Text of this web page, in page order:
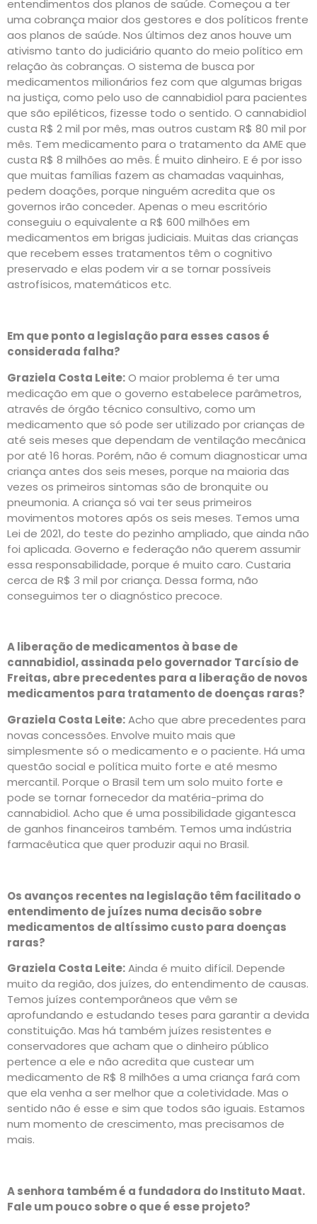
entendimentos dos planos de saúde. Começou a ter
uma cobrança maior dos gestores e dos políticos frente
aos planos de saúde. Nos últimos dez anos houve um
ativismo tanto do judiciário quanto do meio político em
relação às cobranças. O sistema de busca por
medicamentos milionários fez com que algumas brigas
na justiça, como pelo uso de cannabidiol para pacientes
que são epiléticos, fizesse todo o sentido. O cannabidiol
custa R$ 2 mil por mês, mas outros custam R$ 80 mil por
mês. Tem medicamento para o tratamento da AME que
custa R$ 8 milhões ao mês. É muito dinheiro. E é por isso
que muitas famílias fazem as chamadas vaquinhas,
pedem doações, porque ninguém acredita que os
governos irão conceder. Apenas o meu escritório
conseguiu o equivalente a R$ 600 milhões em
medicamentos em brigas judiciais. Muitas das crianças
que recebem esses tratamentos têm o cognitivo
preservado e elas podem vir a se tornar possíveis
astrofísicos, matemáticos etc.
Em que ponto a legislação para esses casos é
considerada falha?
Graziela Costa Leite:O maior problema é ter uma
medicação em que o governo estabelece parâmetros,
através de órgão técnico consultivo, como um
medicamento que só pode ser utilizado por crianças de
até seis meses que dependam de ventilação mecânica
por até 16 horas. Porém, não é comum diagnosticar uma
criança antes dos seis meses, porque na maioria das
vezes os primeiros sintomas são de bronquite ou
pneumonia. A criança só vai ter seus primeiros
movimentos motores após os seis meses. Temos uma
Lei de 2021, do teste do pezinho ampliado, que ainda não
foi aplicada. Governo e federação não querem assumir
essa responsabilidade, porque é muito caro. Custaria
cerca de R$ 3 mil por criança. Dessa forma, não
conseguimos ter o diagnóstico precoce.
A liberação de medicamentos à base de
cannabidiol, assinada pelo governador Tarcísio de
Freitas, abre precedentes para a liberação de novos
medicamentos para tratamento de doenças raras?
Graziela Costa Leite:Acho que abre precedentes para
novas concessões. Envolve muito mais que
simplesmente só o medicamento e o paciente. Há uma
questão social e política muito forte e até mesmo
mercantil. Porque o Brasil tem um solo muito forte e
pode se tornar fornecedor da matéria-prima do
cannabidiol. Acho que é uma possibilidade gigantesca
de ganhos financeiros também. Temos uma indústria
farmacêutica que quer produzir aqui no Brasil.
Os avanços recentes na legislação têm facilitado o
entendimento de juízes numa decisão sobre
medicamentos de altíssimo custo para doenças
raras?
Graziela Costa Leite:Ainda é muito difícil. Depende
muito da região, dos juízes, do entendimento de causas.
Temos juízes contemporâneos que vêm se
aprofundando e estudando teses para garantir a devida
constituição. Mas há também juízes resistentes e
conservadores que acham que o dinheiro público
pertence a ele e não acredita que custear um
medicamento de R$ 8 milhões a uma criança fará com
que ela venha a ser melhor que a coletividade. Mas o
sentido não é esse e sim que todos são iguais. Estamos
num momento de crescimento, mas precisamos de
mais.
A senhora também é a fundadora do Instituto Maat.
Fale um pouco sobre o que é esse projeto?